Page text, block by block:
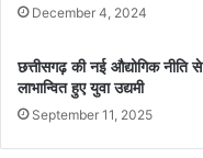
December 4, 2024
छत्तीसगढ़ की नई औद्योगिक नीति से
लाभान्वित हुए युवा उद्यमी
September 11, 2025